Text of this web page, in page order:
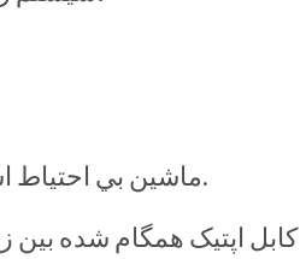
ماشين بي احتياط استفاده ميشه چهار زوج چاپ توسط موتور فردی کنترل می شوند بنابراین آنها مستقل هستند.
کابل اپتیک همگام شده